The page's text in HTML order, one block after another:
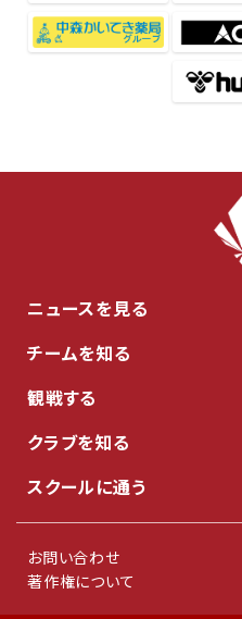
ニュースを見る
チームを知る
観戦する
クラブを知る
スクールに通う
お問い合わせ
著作権について